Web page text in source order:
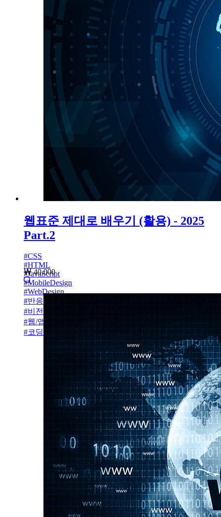
웹표준 제대로 배우기 (활용) - 2025
Part.2
#CSS
#HTML
#JavaScript
#MobileDesign
#WebDesign
#반응형사이트
#비전공자설계
#웹/앱설계
#코딩초보
40,000